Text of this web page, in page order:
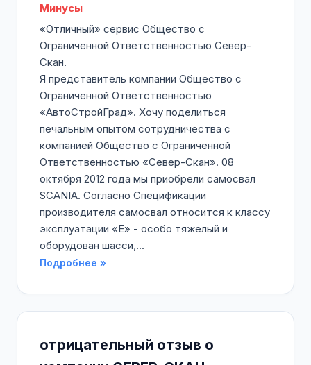
Минусы
«Отличный» сервис Общество с
Ограниченной Ответственностью Север-
Скан.
Я представитель компании Общество с
Ограниченной Ответственностью
«АвтоСтройГрад». Хочу поделиться
печальным опытом сотрудничества с
компанией Общество с Ограниченной
Ответственностью «Север-Скан». 08
октября 2012 года мы приобрели самосвал
SCANIA. Согласно Спецификации
производителя самосвал относится к классу
эксплуатации «Е» - особо тяжелый и
оборудован шасси,...
Подробнее »
отрицательный отзыв о